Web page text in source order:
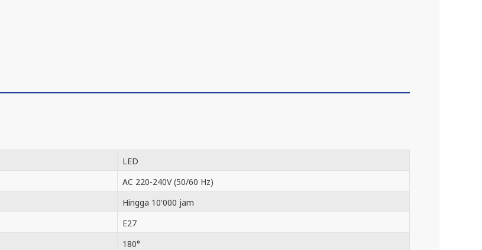
LED
AC 220-240V (50/60 Hz)
Hingga 10'000 jam
E27
180°